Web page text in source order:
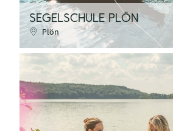
SEGELSCHULE PLÖN
Plön